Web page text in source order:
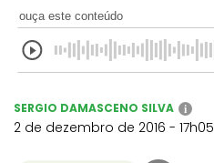
ouça este conteúdo
SERGIO DAMASCENO SILVA i
2 de dezembro de 2016 - 17h05